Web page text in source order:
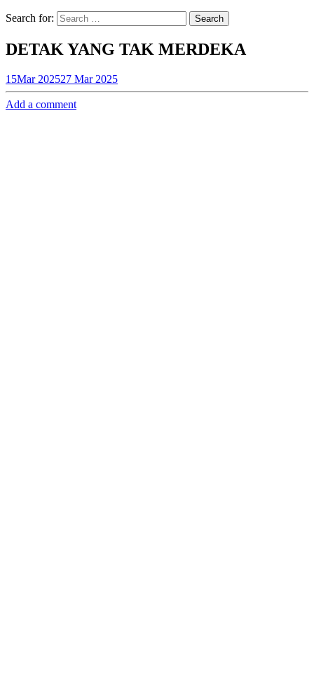
Search for:
DETAK YANG TAK MERDEKA
15Mar 202527 Mar 2025
Add a comment